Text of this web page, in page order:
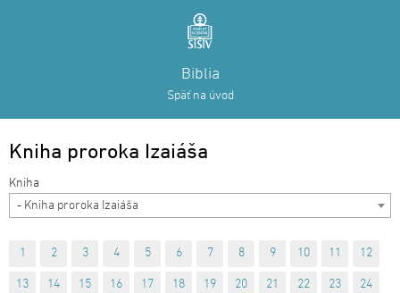
Biblia
Späť na úvod
Kniha proroka Izaiáša
- Kniha proroka Izaiáša
1 2 3 4 5 6 7 8 9 10 11 12
13 14 15 16 17 18 19 20 21 22 23 24